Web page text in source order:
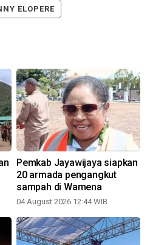
ELOPERE
Pemkab Jayawijaya siapkan
20 armada pengangkut
sampah di Wamena
04 August 2026 12:44 WIB